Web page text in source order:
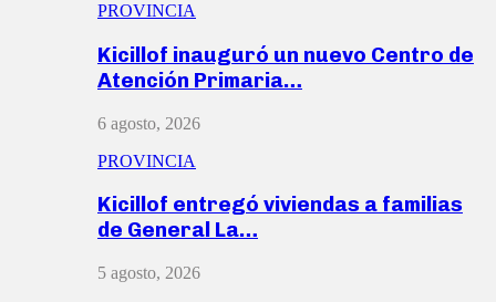
PROVINCIA
Kicillof inauguró un nuevo Centro de
Atención Primaria…
6 agosto, 2026
PROVINCIA
Kicillof entregó viviendas a familias
de General La…
5 agosto, 2026